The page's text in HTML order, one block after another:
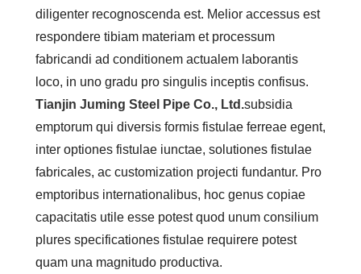
diligenter recognoscenda est. Melior accessus est
respondere tibiam materiam et processum
fabricandi ad conditionem actualem laborantis
loco, in uno gradu pro singulis inceptis confisus.
Tianjin Juming Steel Pipe Co., Ltd.subsidia
emptorum qui diversis formis fistulae ferreae egent,
inter optiones fistulae iunctae, solutiones fistulae
fabricales, ac customization projecti fundantur. Pro
emptoribus internationalibus, hoc genus copiae
capacitatis utile esse potest quod unum consilium
plures specificationes fistulae requirere potest
quam una magnitudo productiva.